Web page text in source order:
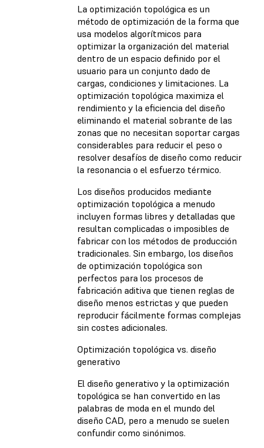
La optimización topológica es un
método de optimización de la forma que
usa modelos algorítmicos para
optimizar la organización del material
dentro de un espacio definido por el
usuario para un conjunto dado de
cargas, condiciones y limitaciones. La
optimización topológica maximiza el
rendimiento y la eficiencia del diseño
eliminando el material sobrante de las
zonas que no necesitan soportar cargas
considerables para reducir el peso o
resolver desafíos de diseño como reducir
la resonancia o el esfuerzo térmico.
Los diseños producidos mediante
optimización topológica a menudo
incluyen formas libres y detalladas que
resultan complicadas o imposibles de
fabricar con los métodos de producción
tradicionales. Sin embargo, los diseños
de optimización topológica son
perfectos para los procesos de
fabricación aditiva que tienen reglas de
diseño menos estrictas y que pueden
reproducir fácilmente formas complejas
sin costes adicionales.
Optimización topológica vs. diseño
generativo
El diseño generativo y la optimización
topológica se han convertido en las
palabras de moda en el mundo del
diseño CAD, pero a menudo se suelen
confundir como sinónimos.